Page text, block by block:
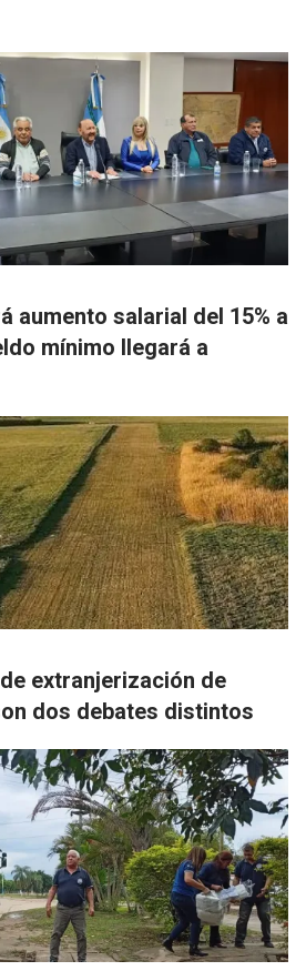
aumento salarial del 15% a
mínimo llegará a
extranjerización de
dos debates distintos